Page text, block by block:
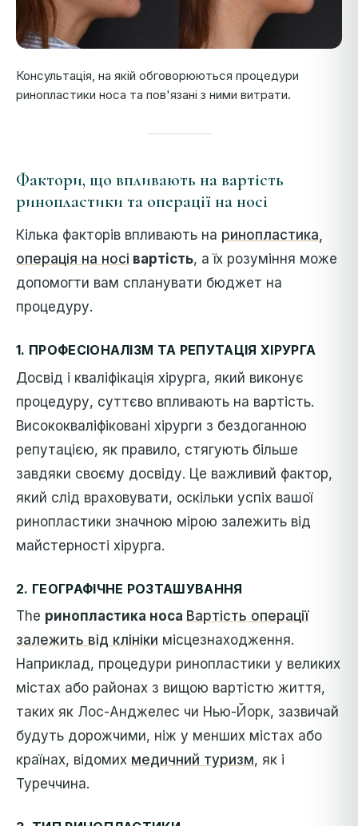
Консультація, на якій обговорюються процедури
ринопластики носа та пов'язані з ними витрати.
Фактори, що впливають на вартість
ринопластики та операції на носі
Кілька факторів впливають на ринопластика,
операція на носі вартість, а їх розуміння може
допомогти вам спланувати бюджет на
процедуру.
1. ПРОФЕСІОНАЛІЗМ ТА РЕПУТАЦІЯ ХІРУРГА
Досвід і кваліфікація хірурга, який виконує
процедуру, суттєво впливають на вартість.
Висококваліфіковані хірурги з бездоганною
репутацією, як правило, стягують більше
завдяки своєму досвіду. Це важливий фактор,
який слід враховувати, оскільки успіх вашої
ринопластики значною мірою залежить від
майстерності хірурга.
2. ГЕОГРАФІЧНЕ РОЗТАШУВАННЯ
The ринопластика носа Вартість операції
залежить від клініки місцезнаходження.
Наприклад, процедури ринопластики у великих
містах або районах з вищою вартістю життя,
таких як Лос-Анджелес чи Нью-Йорк, зазвичай
будуть дорожчими, ніж у менших містах або
країнах, відомих медичний туризм, як і
Туреччина.